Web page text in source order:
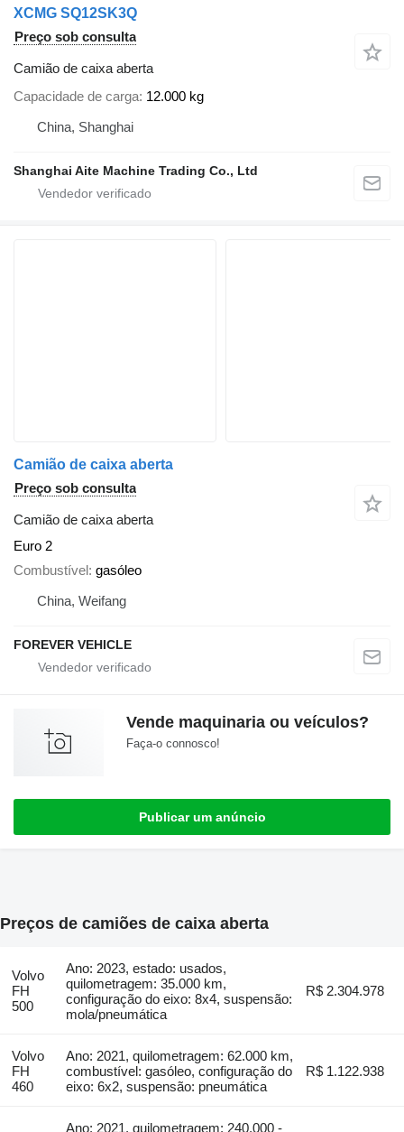
XCMG SQ12SK3Q
Preço sob consulta
Camião de caixa aberta
Capacidade de carga 12.000 kg
China, Shanghai
Shanghai Aite Machine Trading Co., Ltd
Camião de caixa aberta
Preço sob consulta
Camião de caixa aberta
Euro 2
Combustível gasóleo
China, Weifang
FOREVER VEHICLE
Vende maquinaria ou veículos?
Faça-o connosco!
Publicar um anúncio
Preços de camiões de caixa aberta
Volvo
FH
500
Ano: 2023, estado: usados,
quilometragem: 35.000 km,
configuração do eixo: 8x4, suspensão:
mola/pneumática
R$ 2.304.978
Volvo
FH
460
Ano: 2021, quilometragem: 62.000 km,
combustível: gasóleo, configuração do
eixo: 6x2, suspensão: pneumática
R$ 1.122.938
Ano: 2021, quilometragem: 240.000 -